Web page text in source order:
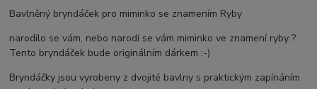
Bavlněný bryndáček pro miminko se znamením Ryby
narodilo se vám, nebo narodí se vám miminko ve znamení ryby ?
Tento bryndáček bude originálním dárkem :-)
Bryndáčky jsou vyrobeny z dvojité bavlny s praktickým zapínáním